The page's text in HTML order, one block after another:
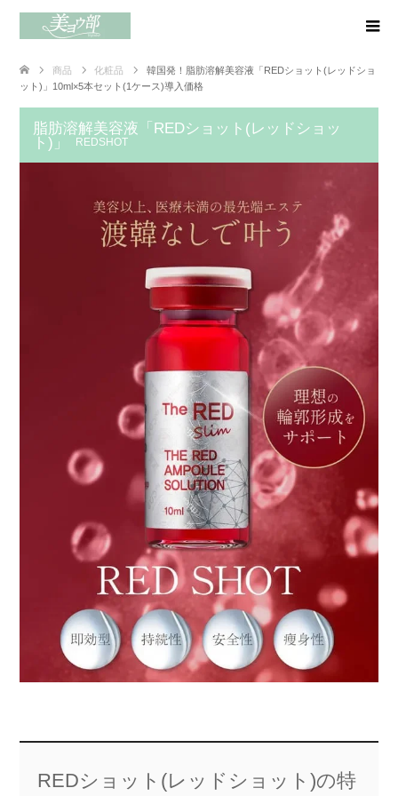
商品 化粧品
韓国発！脂肪溶解美容液「REDショット(レッドショ
ット)」10ml×5本セット(1ケース)導入価格
脂肪溶解美容液「REDショット(レッドショッ
ト)」
REDSHOT
REDショット(レッドショット)の特